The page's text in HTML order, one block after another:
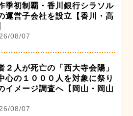
季初制覇・香川銀行シラソル
運営子会社を設立【香川・高
08/07
２人が死亡の「西大寺会陽」
心の１０００人を対象に祭り
イメージ調査へ【岡山・岡山
08/07